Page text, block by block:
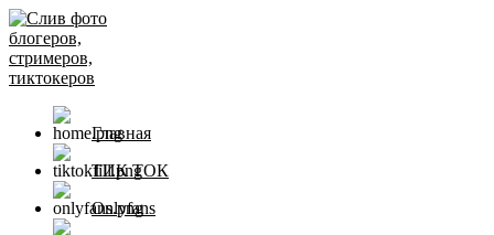
Перейти
к
содержимому
Главная
ТИК ТОК
Onlyfans